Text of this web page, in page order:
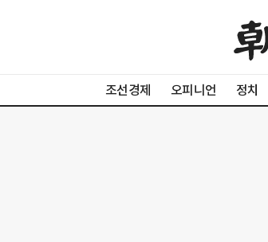
조선경제 오피니언 정치